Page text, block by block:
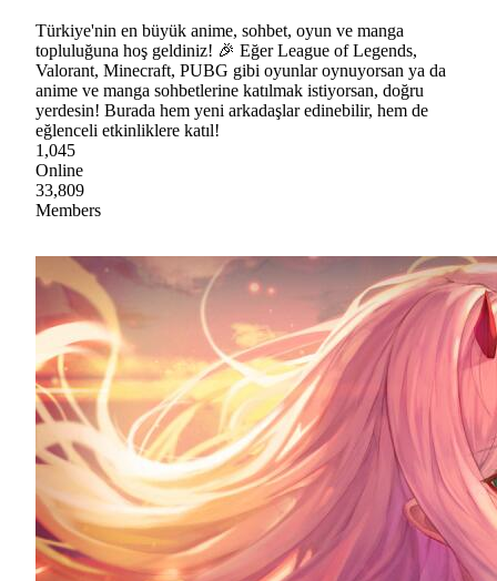
Türkiye'nin en büyük anime, sohbet, oyun ve manga
topluluğuna hoş geldiniz! 🎉 Eğer League of Legends,
Valorant, Minecraft, PUBG gibi oyunlar oynuyorsan ya da
anime ve manga sohbetlerine katılmak istiyorsan, doğru
yerdesin! Burada hem yeni arkadaşlar edinebilir, hem de
eğlenceli etkinliklere katıl!
1,045
Online
33,809
Members